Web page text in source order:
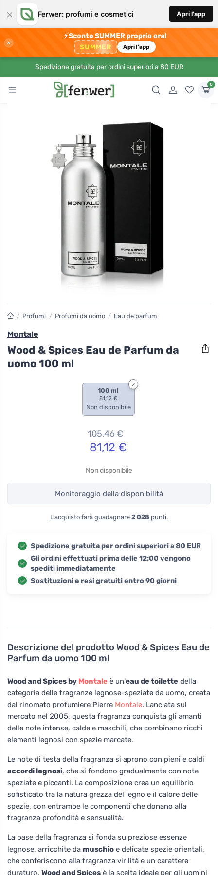
× Ferwer: profumi e cosmetici Apri l'app
×
⚡Sconto SUMMER proprio ora!
SUMMER Apri l'app
Spedizione gratuita per ordini superiori a 80 EUR
0
Descrizione del prodotto Wood & Spices Eau de
Parfum da uomo 100 ml
Wood and Spices by Montale è un'eau de toilette della
categoria delle fragranze legnose-speziate da uomo, creata
dal rinomato profumiere Pierre Montale. Lanciata sul
mercato nel 2005, questa fragranza conquista gli amanti
delle note intense, calde e maschili, che combinano ricchi
elementi legnosi con spezie marcate.
Le note di testa della fragranza si aprono con pieni e caldi
accordi legnosi, che si fondono gradualmente con note
speziate e piccanti. La composizione crea un equilibrio
sofisticato tra la natura grezza del legno e il calore delle
spezie, con entrambe le componenti che donano alla
fragranza profondità e sensualità.
La base della fragranza si fonda su preziose essenze
legnose, arricchite da muschio e delicate spezie orientali,
che conferiscono alla fragranza virilità e un carattere
duraturo. Wood and Spices è la scelta ideale per gli uomini
/ Profumi / Profumi da uomo / Eau de parfum
Montale
Wood & Spices Eau de Parfum da
uomo 100 ml
100 ml
81,12 €
Non disponibile
105,46€
81,12 €
Non disponibile
Monitoraggio della disponibilità
L'acquisto farà guadagnare 2 028 punti.
Spedizione gratuita per ordini superiori a 80 EUR
Gli ordini effettuati prima delle 12:00 vengono
spediti immediatamente
Sostituzioni e resi gratuiti entro 90 giorni